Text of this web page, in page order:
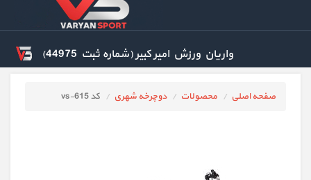
واریان ورزش امیر کبیر (شماره ثبت 44975)
صفحه اصلی محصولات دوچرخه شهری کد vs-615